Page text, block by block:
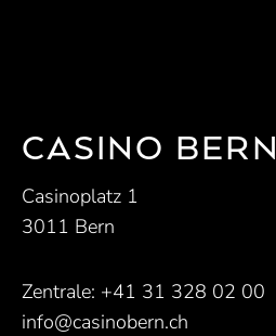
CASINO BERN
Casinoplatz 1
3011 Bern
Zentrale: +41 31 328 02 00
info@casinobern.ch